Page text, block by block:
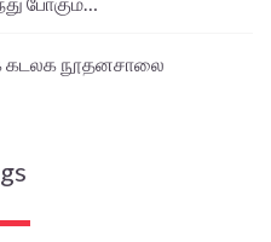
கடலக நூதனசாலை